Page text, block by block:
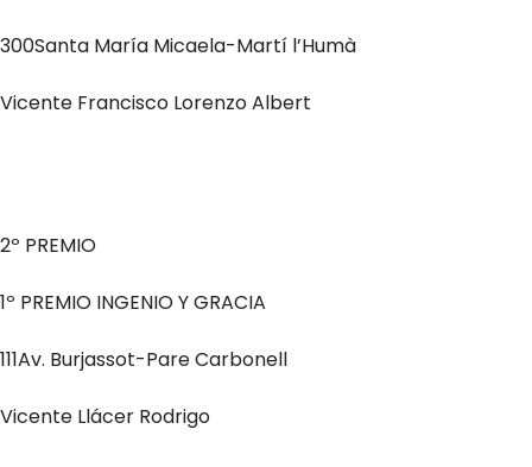
300Santa María Micaela-Martí l’Humà
Vicente Francisco Lorenzo Albert
2º PREMIO
1º PREMIO INGENIO Y GRACIA
111Av. Burjassot-Pare Carbonell
Vicente Llácer Rodrigo